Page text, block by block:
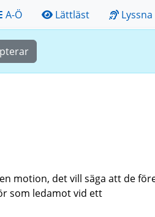
A-Ö Lättläst Lyssna
motion, det vill säga att de
som ledamot vid ett